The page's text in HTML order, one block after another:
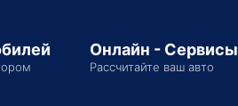
Онлайн - Сервисы
Рассчитайте ваш авто